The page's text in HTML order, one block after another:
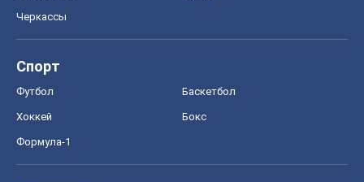
Черкассы
Спорт
Футбол Баскетбол
Хоккей Бокс
Формула-1